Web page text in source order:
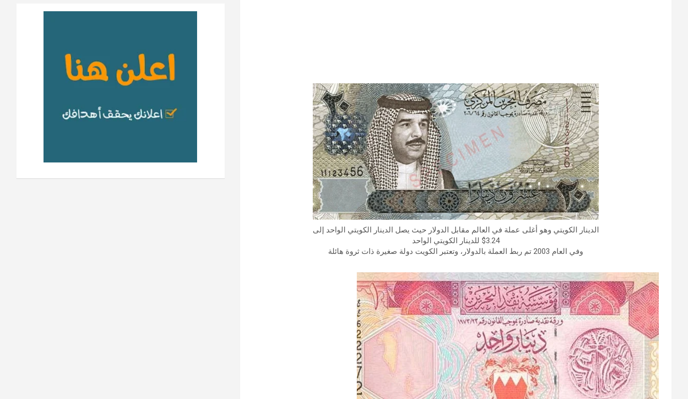
الدينار الكويتي وهو أغلى عملة في العالم مقابل الدولار حيث يصل الدينار الكويتي الواحد إلى
3.24$ للدينار الكويتي الواحد
وفي العام 2003 تم ربط العملة بالدولار، وتعتبر الكويت دولة صغيرة ذات ثروة هائلة